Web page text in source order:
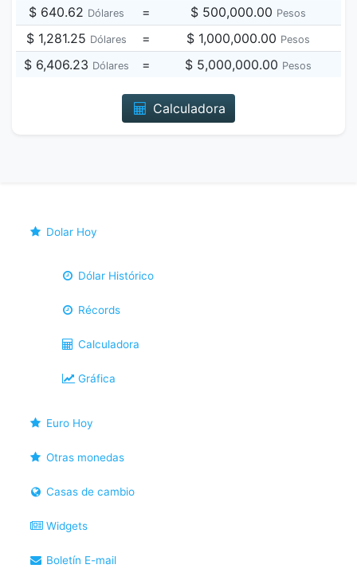
$ 640.62 Dólares = $ 500,000.00 Pesos
$ 1,281.25 Dólares = $ 1,000,000.00 Pesos
$ 6,406.23 Dólares = $ 5,000,000.00 Pesos
Calculadora
Dolar Hoy
Dólar Histórico
Récords
Calculadora
Gráfica
Euro Hoy
Otras monedas
Casas de cambio
Widgets
Boletín E-mail